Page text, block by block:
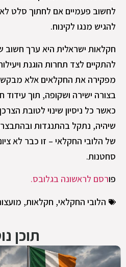
לחשוב פעמיים אם לחתוך סלט
להגיש מנגו לקינוח.
חקלאות ישראלית היא ערך חשוב
להתקיים לצד תחרות הוגנת
מפקירה את החקלאים אלא
בצורה ישירה ושקופה, תוך עידוד
כאשר כל ניסיון שינוי לטובת
שיהיה, נתקל בהתנגדות
של הלובי החקלאי – זו כבר לא
סחטנות.
פורסם לראשונה בגלובס.
הלובי החקלאי, חקלאות,
תוכן